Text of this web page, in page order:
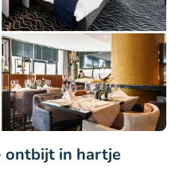
ontbijt in hartje